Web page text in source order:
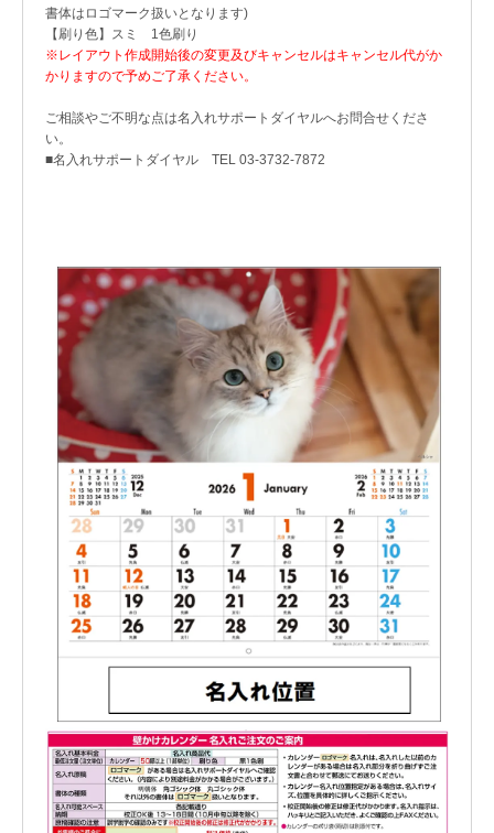
書体はロゴマーク扱いとなります)
【刷り色】スミ 1色刷り
※レイアウト作成開始後の変更及びキャンセルはキャンセル代がか
かりますので予めご了承ください。
ご相談やご不明な点は名入れサポートダイヤルへお問合せくださ
い。
■名入れサポートダイヤル TEL 03-3732-7872